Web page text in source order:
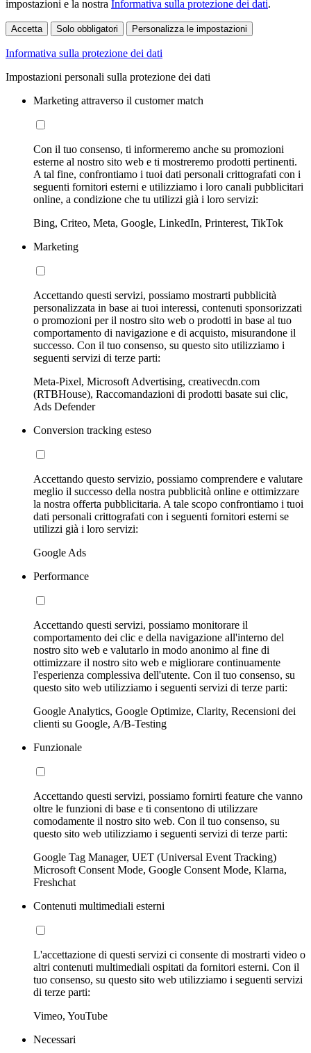
impostazioni e la nostra Informativa sulla protezione dei dati.
Accetta Solo obbligatori Personalizza le impostazioni
Informativa sulla protezione dei dati
Impostazioni personali sulla protezione dei dati
Marketing attraverso il customer match
Con il tuo consenso, ti informeremo anche su promozioni
esterne al nostro sito web e ti mostreremo prodotti pertinenti.
A tal fine, confrontiamo i tuoi dati personali crittografati con i
seguenti fornitori esterni e utilizziamo i loro canali pubblicitari
online, a condizione che tu utilizzi già i loro servizi:
Bing, Criteo, Meta, Google, LinkedIn, Printerest, TikTok
Marketing
Accettando questi servizi, possiamo mostrarti pubblicità
personalizzata in base ai tuoi interessi, contenuti sponsorizzati
o promozioni per il nostro sito web o prodotti in base al tuo
comportamento di navigazione e di acquisto, misurandone il
successo. Con il tuo consenso, su questo sito utilizziamo i
seguenti servizi di terze parti:
Meta-Pixel, Microsoft Advertising, creativecdn.com
(RTBHouse), Raccomandazioni di prodotti basate sui clic,
Ads Defender
Conversion tracking esteso
Accettando questo servizio, possiamo comprendere e valutare
meglio il successo della nostra pubblicità online e ottimizzare
la nostra offerta pubblicitaria. A tale scopo confrontiamo i tuoi
dati personali crittografati con i seguenti fornitori esterni se
utilizzi già i loro servizi:
Google Ads
Performance
Accettando questi servizi, possiamo monitorare il
comportamento dei clic e della navigazione all'interno del
nostro sito web e valutarlo in modo anonimo al fine di
ottimizzare il nostro sito web e migliorare continuamente
l'esperienza complessiva dell'utente. Con il tuo consenso, su
questo sito web utilizziamo i seguenti servizi di terze parti:
Google Analytics, Google Optimize, Clarity, Recensioni dei
clienti su Google, A/B-Testing
Funzionale
Accettando questi servizi, possiamo fornirti feature che vanno
oltre le funzioni di base e ti consentono di utilizzare
comodamente il nostro sito web. Con il tuo consenso, su
questo sito web utilizziamo i seguenti servizi di terze parti:
Google Tag Manager, UET (Universal Event Tracking)
Microsoft Consent Mode, Google Consent Mode, Klarna,
Freshchat
Contenuti multimediali esterni
L'accettazione di questi servizi ci consente di mostrarti video o
altri contenuti multimediali ospitati da fornitori esterni. Con il
tuo consenso, su questo sito web utilizziamo i seguenti servizi
di terze parti:
Vimeo, YouTube
Necessari